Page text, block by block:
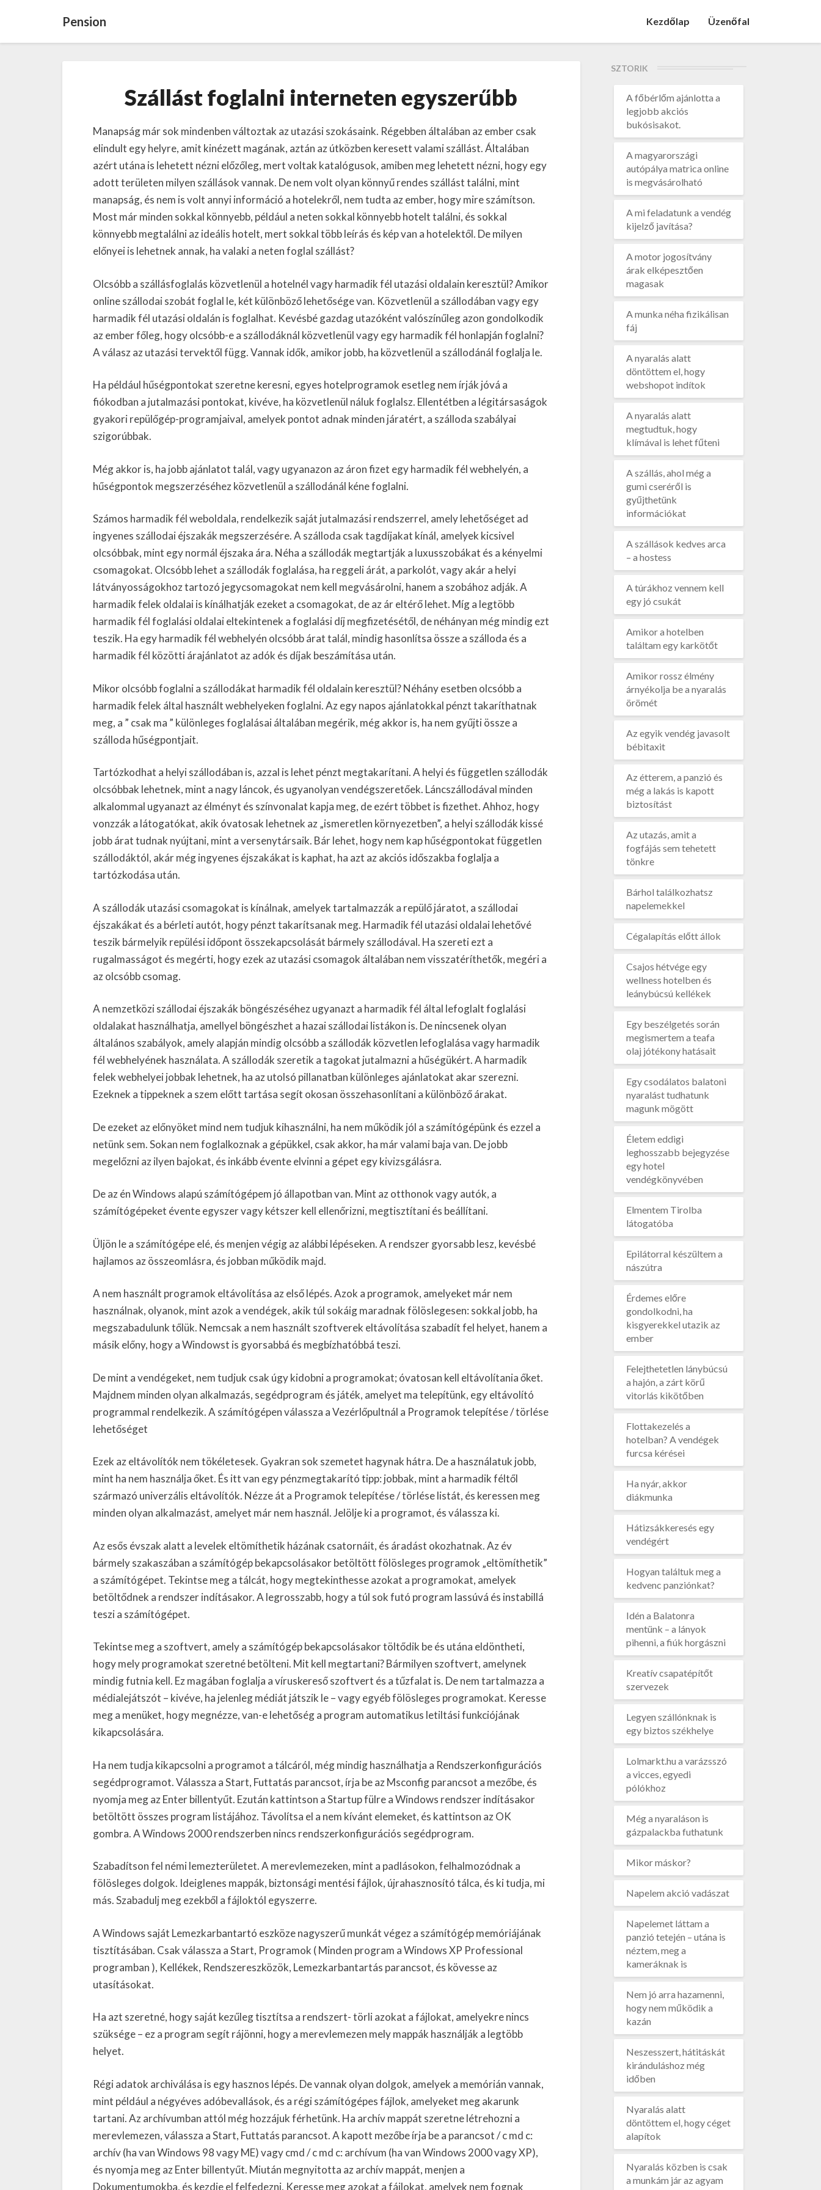
Pension Kezdőlap Üzenőfal
foglalni
egyszerűbb
Szállást foglalni interneten egyszerűbb
Manapság már sok mindenben változtak az utazási szokásaink. Régebben általában az ember csak
elindult egy helyre, amit kinézett magának, aztán az útközben keresett valami szállást. Általában
azért utána is lehetett nézni előzőleg, mert voltak katalógusok, amiben meg lehetett nézni, hogy egy
adott területen milyen szállások vannak. De nem volt olyan könnyű rendes szállást találni, mint
manapság, és nem is volt annyi információ a hotelekről, nem tudta az ember, hogy mire számítson.
Most már minden sokkal könnyebb, például a neten sokkal könnyebb hotelt találni, és sokkal
könnyebb megtalálni az ideális hotelt, mert sokkal több leírás és kép van a hotelektől. De milyen
előnyei is lehetnek annak, ha valaki a neten foglal szállást?
Olcsóbb a szállásfoglalás közvetlenül a hotelnél vagy harmadik fél utazási oldalain keresztül? Amikor
online szállodai szobát foglal le, két különböző lehetősége van. Közvetlenül a szállodában vagy egy
harmadik fél utazási oldalán is foglalhat. Kevésbé gazdag utazóként valószínűleg azon gondolkodik
az ember főleg, hogy olcsóbb-e a szállodáknál közvetlenül vagy egy harmadik fél honlapján foglalni?
A válasz az utazási tervektől függ. Vannak idők, amikor jobb, ha közvetlenül a szállodánál foglalja le.
Ha például hűségpontokat szeretne keresni, egyes hotelprogramok esetleg nem írják jóvá a
fiókodban a jutalmazási pontokat, kivéve, ha közvetlenül náluk foglalsz. Ellentétben a légitársaságok
gyakori repülőgép-programjaival, amelyek pontot adnak minden járatért, a szálloda szabályai
szigorúbbak.
Még akkor is, ha jobb ajánlatot talál, vagy ugyanazon az áron fizet egy harmadik fél webhelyén, a
hűségpontok megszerzéséhez közvetlenül a szállodánál kéne foglalni.
Számos harmadik fél weboldala, rendelkezik saját jutalmazási rendszerrel, amely lehetőséget ad
ingyenes szállodai éjszakák megszerzésére. A szálloda csak tagdíjakat kínál, amelyek kicsivel
olcsóbbak, mint egy normál éjszaka ára. Néha a szállodák megtartják a luxusszobákat és a kényelmi
csomagokat. Olcsóbb lehet a szállodák foglalása, ha reggeli árát, a parkolót, vagy akár a helyi
látványosságokhoz tartozó jegycsomagokat nem kell megvásárolni, hanem a szobához adják. A
harmadik felek oldalai is kínálhatják ezeket a csomagokat, de az ár eltérő lehet. Míg a legtöbb
harmadik fél foglalási oldalai eltekintenek a foglalási díj megfizetésétől, de néhányan még mindig ezt
teszik. Ha egy harmadik fél webhelyén olcsóbb árat talál, mindig hasonlítsa össze a szálloda és a
harmadik fél közötti árajánlatot az adók és díjak beszámítása után.
Mikor olcsóbb foglalni a szállodákat harmadik fél oldalain keresztül? Néhány esetben olcsóbb a
harmadik felek által használt webhelyeken foglalni. Az egy napos ajánlatokkal pénzt takaríthatnak
meg, a ” csak ma ” különleges foglalásai általában megérik, még akkor is, ha nem gyűjti össze a
szálloda hűségpontjait.
Tartózkodhat a helyi szállodában is, azzal is lehet pénzt megtakarítani. A helyi és független szállodák
olcsóbbak lehetnek, mint a nagy láncok, és ugyanolyan vendégszeretőek. Láncszállodával minden
alkalommal ugyanazt az élményt és színvonalat kapja meg, de ezért többet is fizethet. Ahhoz, hogy
vonzzák a látogatókat, akik óvatosak lehetnek az „ismeretlen környezetben”, a helyi szállodák kissé
jobb árat tudnak nyújtani, mint a versenytársaik. Bár lehet, hogy nem kap hűségpontokat független
szállodáktól, akár még ingyenes éjszakákat is kaphat, ha azt az akciós időszakba foglalja a
tartózkodása után.
A szállodák utazási csomagokat is kínálnak, amelyek tartalmazzák a repülő járatot, a szállodai
éjszakákat és a bérleti autót, hogy pénzt takarítsanak meg. Harmadik fél utazási oldalai lehetővé
teszik bármelyik repülési időpont összekapcsolását bármely szállodával. Ha szereti ezt a
rugalmasságot és megérti, hogy ezek az utazási csomagok általában nem visszatéríthetők, megéri a
az olcsóbb csomag.
A nemzetközi szállodai éjszakák böngészéséhez ugyanazt a harmadik fél által lefoglalt foglalási
oldalakat használhatja, amellyel böngészhet a hazai szállodai listákon is. De nincsenek olyan
általános szabályok, amely alapján mindig olcsóbb a szállodák közvetlen lefoglalása vagy harmadik
fél webhelyének használata. A szállodák szeretik a tagokat jutalmazni a hűségükért. A harmadik
felek webhelyei jobbak lehetnek, ha az utolsó pillanatban különleges ajánlatokat akar szerezni.
Ezeknek a tippeknek a szem előtt tartása segít okosan összehasonlítani a különböző árakat.
De ezeket az előnyöket mind nem tudjuk kihasználni, ha nem működik jól a számítógépünk és ezzel a
netünk sem. Sokan nem foglalkoznak a gépükkel, csak akkor, ha már valami baja van. De jobb
megelőzni az ilyen bajokat, és inkább évente elvinni a gépet egy kivizsgálásra.
De az én Windows alapú számítógépem jó állapotban van. Mint az otthonok vagy autók, a
számítógépeket évente egyszer vagy kétszer kell ellenőrizni, megtisztítani és beállítani.
Üljön le a számítógépe elé, és menjen végig az alábbi lépéseken. A rendszer gyorsabb lesz, kevésbé
hajlamos az összeomlásra, és jobban működik majd.
A nem használt programok eltávolítása az első lépés. Azok a programok, amelyeket már nem
használnak, olyanok, mint azok a vendégek, akik túl sokáig maradnak fölöslegesen: sokkal jobb, ha
megszabadulunk tőlük. Nemcsak a nem használt szoftverek eltávolítása szabadít fel helyet, hanem a
másik előny, hogy a Windowst is gyorsabbá és megbízhatóbbá teszi.
De mint a vendégeket, nem tudjuk csak úgy kidobni a programokat; óvatosan kell eltávolítania őket.
Majdnem minden olyan alkalmazás, segédprogram és játék, amelyet ma telepítünk, egy eltávolító
programmal rendelkezik. A számítógépen válassza a Vezérlőpultnál a Programok telepítése / törlése
lehetőséget
Ezek az eltávolítók nem tökéletesek. Gyakran sok szemetet hagynak hátra. De a használatuk jobb,
mint ha nem használja őket. És itt van egy pénzmegtakarító tipp: jobbak, mint a harmadik féltől
származó univerzális eltávolítók. Nézze át a Programok telepítése / törlése listát, és keressen meg
minden olyan alkalmazást, amelyet már nem használ. Jelölje ki a programot, és válassza ki.
Az esős évszak alatt a levelek eltömíthetik házának csatornáit, és áradást okozhatnak. Az év
bármely szakaszában a számítógép bekapcsolásakor betöltött fölösleges programok „eltömíthetik”
a számítógépet. Tekintse meg a tálcát, hogy megtekinthesse azokat a programokat, amelyek
betöltődnek a rendszer indításakor. A legrosszabb, hogy a túl sok futó program lassúvá és instabillá
teszi a számítógépet.
Tekintse meg a szoftvert, amely a számítógép bekapcsolásakor töltődik be és utána eldöntheti,
hogy mely programokat szeretné betölteni. Mit kell megtartani? Bármilyen szoftvert, amelynek
mindig futnia kell. Ez magában foglalja a víruskereső szoftvert és a tűzfalat is. De nem tartalmazza a
médialejátszót – kivéve, ha jelenleg médiát játszik le – vagy egyéb fölösleges programokat. Keresse
meg a menüket, hogy megnézze, van-e lehetőség a program automatikus letiltási funkciójának
kikapcsolására.
Ha nem tudja kikapcsolni a programot a tálcáról, még mindig használhatja a Rendszerkonfigurációs
segédprogramot. Válassza a Start, Futtatás parancsot, írja be az Msconfig parancsot a mezőbe, és
nyomja meg az Enter billentyűt. Ezután kattintson a Startup fülre a Windows rendszer indításakor
betöltött összes program listájához. Távolítsa el a nem kívánt elemeket, és kattintson az OK
gombra. A Windows 2000 rendszerben nincs rendszerkonfigurációs segédprogram.
Szabadítson fel némi lemezterületet. A merevlemezeken, mint a padlásokon, felhalmozódnak a
fölösleges dolgok. Ideiglenes mappák, biztonsági mentési fájlok, újrahasznosító tálca, és ki tudja, mi
más. Szabadulj meg ezekből a fájloktól egyszerre.
A Windows saját Lemezkarbantartó eszköze nagyszerű munkát végez a számítógép memóriájának
tisztításában. Csak válassza a Start, Programok ( Minden program a Windows XP Professional
programban ), Kellékek, Rendszereszközök, Lemezkarbantartás parancsot, és kövesse az
utasításokat.
Ha azt szeretné, hogy saját kezűleg tisztítsa a rendszert- törli azokat a fájlokat, amelyekre nincs
szüksége – ez a program segít rájönni, hogy a merevlemezen mely mappák használják a legtöbb
helyet.
Régi adatok archiválása is egy hasznos lépés. De vannak olyan dolgok, amelyek a memórián vannak,
mint például a négyéves adóbevallások, és a régi számítógépes fájlok, amelyeket meg akarunk
tartani. Az archívumban attól még hozzájuk férhetünk. Ha archív mappát szeretne létrehozni a
merevlemezen, válassza a Start, Futtatás parancsot. A kapott mezőbe írja be a parancsot / c md c:
archív (ha van Windows 98 vagy ME) vagy cmd / c md c: archívum (ha van Windows 2000 vagy XP),
és nyomja meg az Enter billentyűt. Miután megnyitotta az archív mappát, menjen a
Dokumentumokba, és kezdje el felfedezni. Keresse meg azokat a fájlokat, amelyek nem fognak
SZTORIK
A főbérlőm ajánlotta a
legjobb akciós
bukósisakot.
A magyarországi
autópálya matrica online
is megvásárolható
A mi feladatunk a vendég
kijelző javítása?
A motor jogosítvány
árak elképesztően
magasak
A munka néha fizikálisan
fáj
A nyaralás alatt
döntöttem el, hogy
webshopot indítok
A nyaralás alatt
megtudtuk, hogy
klímával is lehet fűteni
A szállás, ahol még a
gumi cseréről is
gyűjthetünk
információkat
A szállások kedves arca
– a hostess
A túrákhoz vennem kell
egy jó csukát
Amikor a hotelben
találtam egy karkötőt
Amikor rossz élmény
árnyékolja be a nyaralás
örömét
Az egyik vendég javasolt
bébitaxit
Az étterem, a panzió és
még a lakás is kapott
biztosítást
Az utazás, amit a
fogfájás sem tehetett
tönkre
Bárhol találkozhatsz
napelemekkel
Cégalapítás előtt állok
Csajos hétvége egy
wellness hotelben és
leánybúcsú kellékek
Egy beszélgetés során
megismertem a teafa
olaj jótékony hatásait
Egy csodálatos balatoni
nyaralást tudhatunk
magunk mögött
Életem eddigi
leghosszabb bejegyzése
egy hotel
vendégkönyvében
Elmentem Tirolba
látogatóba
Epilátorral készültem a
nászútra
Érdemes előre
gondolkodni, ha
kisgyerekkel utazik az
ember
Felejthetetlen lánybúcsú
a hajón, a zárt körű
vitorlás kikötőben
Flottakezelés a
hotelban? A vendégek
furcsa kérései
Ha nyár, akkor
diákmunka
Hátizsákkeresés egy
vendégért
Hogyan találtuk meg a
kedvenc panziónkat?
Idén a Balatonra
mentünk – a lányok
pihenni, a fiúk horgászni
Kreatív csapatépítőt
szervezek
Legyen szállónknak is
egy biztos székhelye
Lolmarkt.hu a varázsszó
a vicces, egyedi
pólókhoz
Még a nyaraláson is
gázpalackba futhatunk
Mikor máskor?
Napelem akció vadászat
Napelemet láttam a
panzió tetején – utána is
néztem, meg a
kameráknak is
Nem jó arra hazamenni,
hogy nem működik a
kazán
Neszesszert, hátitáskát
kiránduláshoz még
időben
Nyaralás alatt
döntöttem el, hogy céget
alapítok
Nyaralás közben is csak
a munkám jár az agyam